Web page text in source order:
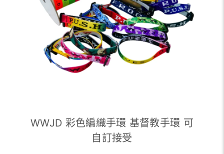
WWJD 彩色編織手環 基督教手環 可
自訂接受